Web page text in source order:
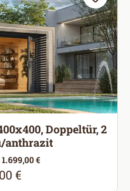
Doppeltür, 2
anthrazit
1.699,00 €
Preis:
€